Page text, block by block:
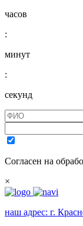
часов
:
минут
:
секунд
Согласен на
×
наш адрес: г.